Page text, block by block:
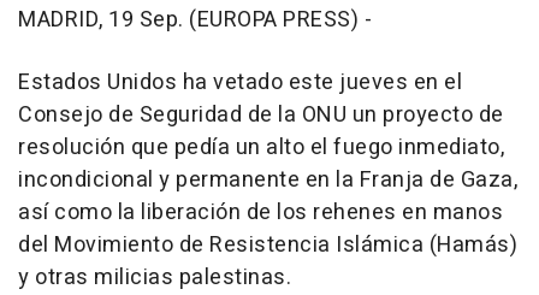
MADRID, 19 Sep. (EUROPA PRESS) -
Estados Unidos ha vetado este jueves en el
Consejo de Seguridad de la ONU un proyecto de
resolución que pedía un alto el fuego inmediato,
incondicional y permanente en la Franja de Gaza,
así como la liberación de los rehenes en manos
del Movimiento de Resistencia Islámica (Hamás)
y otras milicias palestinas.